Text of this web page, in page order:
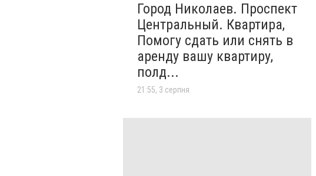
Город Николаев. Проспект
Центральный. Квартира,
Помогу сдать или снять в
аренду вашу квартиру,
полд...
21:55, 3 серпня